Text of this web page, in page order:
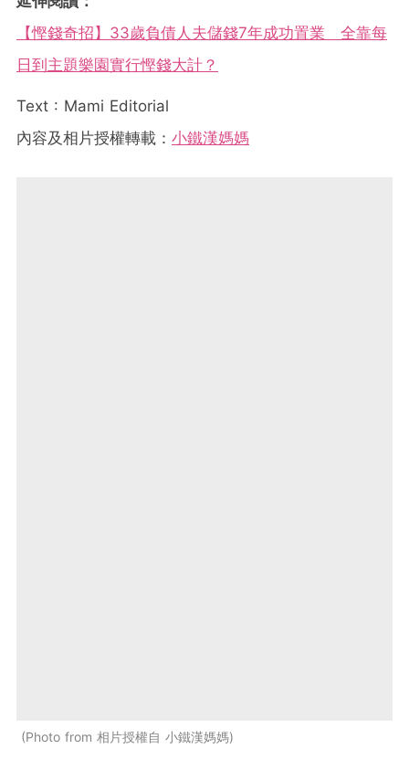
【慳錢奇招】33歲負債人夫儲錢7年成功置業 全靠每
日到主題樂園實行慳錢大計？
Text : Mami Editorial
內容及相片授權轉載： 小鐵漢媽媽
Photo from 相片授權自 小鐵漢媽媽